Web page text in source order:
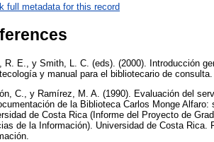
full metadata for this record
R. E., y Smith, L. C. (eds). (2000). Introducción
y manual para el bibliotecario de
C., y Ramírez, M. A. (1990). Evaluación del
de la Biblioteca Carlos Monge
de Costa Rica (Informe del Proyecto de
de la Información). Universidad de Costa